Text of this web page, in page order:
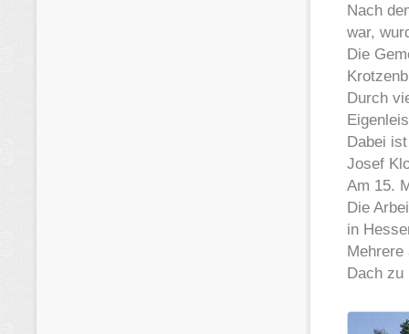
Nach
war,
Die
Durch
Dabei
Josef
Am 15.
Die
in
Mehrere
Dach zu